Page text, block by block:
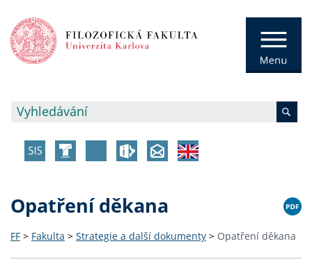
Opatření děkana
FF > Fakulta > Strategie a další dokumenty > Opatření děkana